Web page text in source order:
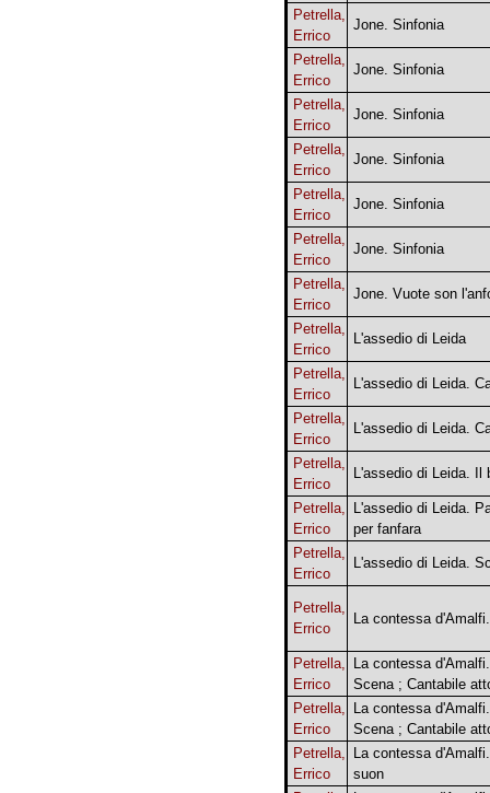
Petrella,
Errico
Jone. Sinfonia
Petrella,
Errico
Jone. Sinfonia
Petrella,
Errico
Jone. Sinfonia
Petrella,
Errico
Jone. Sinfonia
Petrella,
Errico
Jone. Sinfonia
Petrella,
Errico
Jone. Sinfonia
Petrella,
Errico
Jone. Vuote son
Petrella,
Errico
L'assedio di Leida
Petrella,
Errico
L'assedio di Leida.
Petrella,
Errico
L'assedio di Leida.
Petrella,
Errico
L'assedio di Leida. Il
Petrella,
Errico
L'assedio di Leida.
per fanfara
Petrella,
Errico
L'assedio di Leida.
Petrella,
Errico
La contessa
Petrella,
Errico
La contessa
Scena ; Cantabile
Petrella,
Errico
La contessa
Scena ; Cantabile
Petrella,
Errico
La contessa
suon